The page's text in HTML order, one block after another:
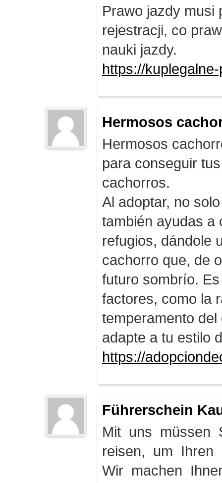
Prawo jazdy musi
rejestracji, co
nauki jazdy.
https://
Hermosos
Hermosos
para conseguir
cachorros.
Al adoptar, no
también ayudas a
refugios, dándole
cachorro que, de
futuro sombrío.
factores, como la
temperamento
adapte a tu estilo
https://
Führerschein
Mit uns müssen
reisen, um Ihren
Wir machen